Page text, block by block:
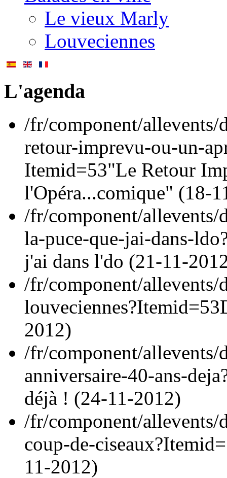
Le vieux Marly
Louveciennes
L'agenda
/fr/component/
retour-imprevu-ou-un-
Itemid=53"Le Retour
l'Opéra...comique" (18-
/fr/component/
la-puce-que-jai-dans-
j'ai dans l'do (21-11-
/fr/component/
louveciennes?Itemid=53
2012)
/fr/component/
anniversaire-40-ans-
déjà ! (24-11-2012)
/fr/component/
coup-de-
11-2012)